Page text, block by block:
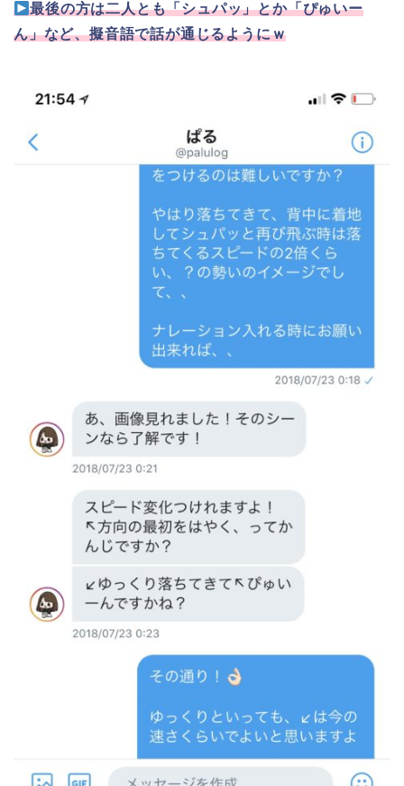
最後の方は二人とも「シュパッ」とか「ぴゅいー
ん」など、擬音語で話が通じるようにｗ